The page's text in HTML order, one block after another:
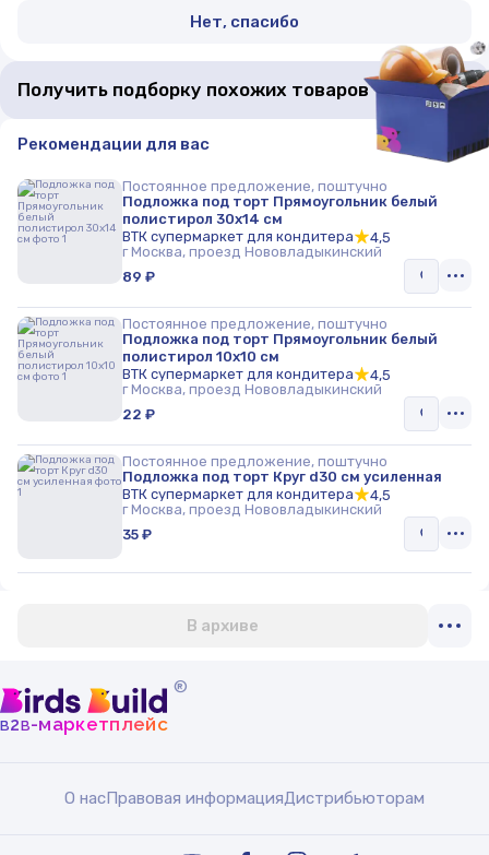
Нет, спасибо
Получить подборку похожих товаров
Рекомендации для вас
Постоянное предложение, поштучно
Подложка под торт Прямоугольник белый
полистирол 30х14 см
ВТК супермаркет для кондитера
4,5
г Москва, проезд Нововладыкинский
89 ₽
Постоянное предложение, поштучно
Подложка под торт Прямоугольник белый
полистирол 10х10 см
ВТК супермаркет для кондитера
4,5
г Москва, проезд Нововладыкинский
22 ₽
Постоянное предложение, поштучно
Подложка под торт Круг d30 см усиленная
ВТК супермаркет для кондитера
4,5
г Москва, проезд Нововладыкинский
35 ₽
В архиве
®
b2b-маркетплейс
О насПравовая информацияДистрибьюторам